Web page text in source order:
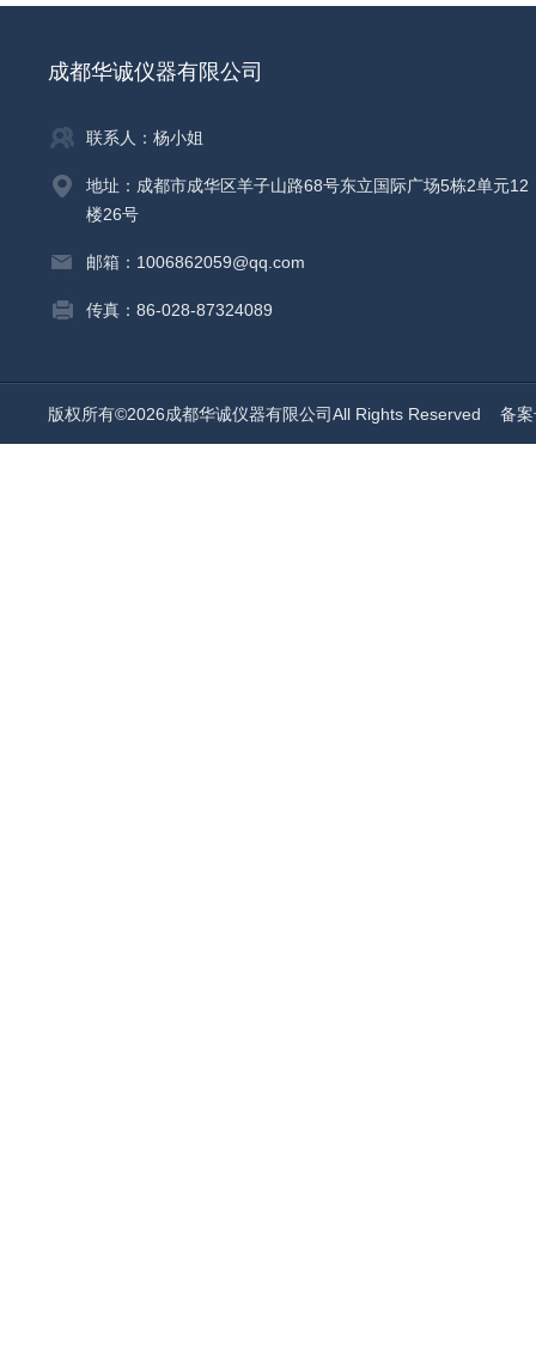
成都华诚仪器有限公司
联系人：杨小姐
地址：成都市成华区羊子山路68号东立国际广场5栋2单元12
楼26号
邮箱：1006862059@qq.com
传真：86-028-87324089
版权所有©2026成都华诚仪器有限公司All Rights Reserved 备